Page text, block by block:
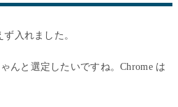
入れました。
んと選定したいですね。Chrome は